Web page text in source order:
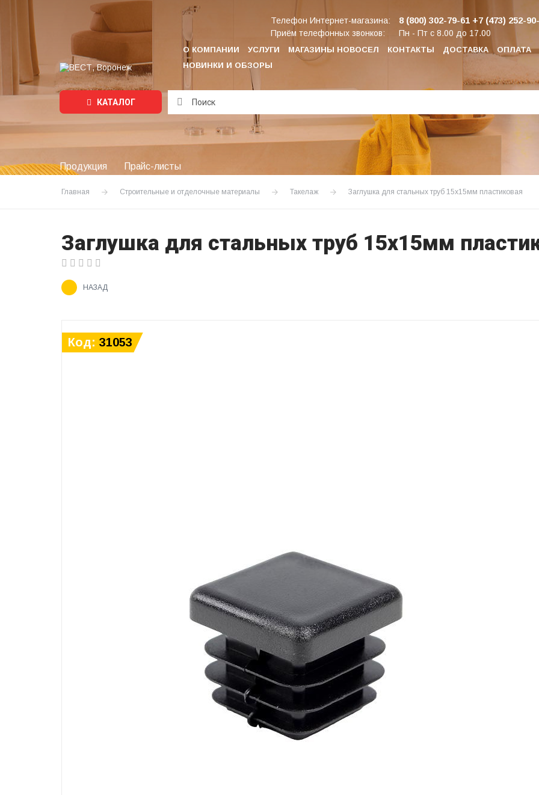
О КОМПАНИИ УСЛУГИ МАГАЗИНЫ НОВОСЕЛ КОНТАКТЫ ДОСТАВКА ОПЛАТА
НОВИНКИ И ОБЗОРЫ
Телефон Интернет-магазина: 8 (800) 302-79-61 +7 (473) 252-
Приём телефонных звонков: Пн - Пт с 8.00 до 17.00
КАТАЛОГ
Подождите...
Продукция Прайс-листы
Главная Строительные и отделочные материалы Такелаж Заглушка для стальных труб 15х15мм пластиковая
Заглушка для стальных труб 15х15мм
НАЗАД
Код: 31053